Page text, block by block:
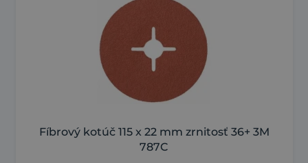
Fíbrový kotúč 115 x 22 mm zrnitosť 36+ 3M
787C